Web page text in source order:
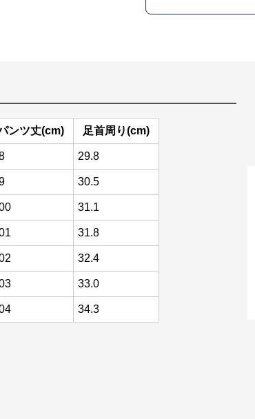
ンツ丈(cm) 足首周り(cm)
29.8
30.5
31.1
31.8
32.4
33.0
34.3